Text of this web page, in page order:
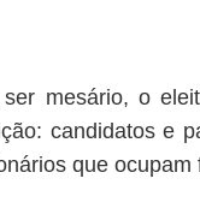
ser mesário, o
candidatos e
que